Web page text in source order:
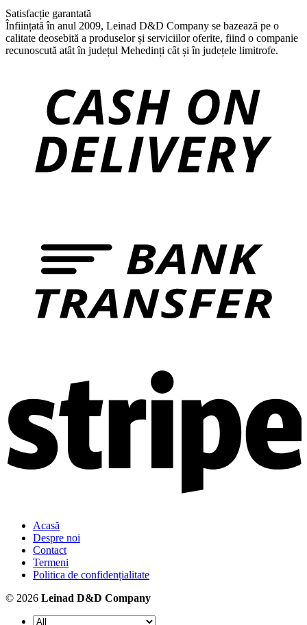
Satisfacție garantată
Înființată în anul 2009, Leinad D&D Company se bazează pe o
calitate deosebită a produselor și serviciilor oferite, fiind o companie
recunoscută atât în județul Mehedinți cât și în județele limitrofe.
Acasă
Despre noi
Contact
Termeni
Politica de confidențialitate
© 2026 Leinad D&D Company